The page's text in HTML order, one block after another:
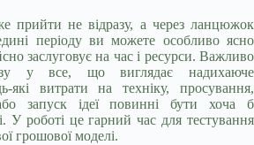
прийти не відразу, а через ланцюжок
періоду ви можете особливо ясно
заслуговує на час і ресурси. Важливо
у все, що виглядає надихаюче
які витрати на техніку, просування,
запуск ідеї повинні бути хоча б
У роботі це гарний час для тестування
грошової моделі.